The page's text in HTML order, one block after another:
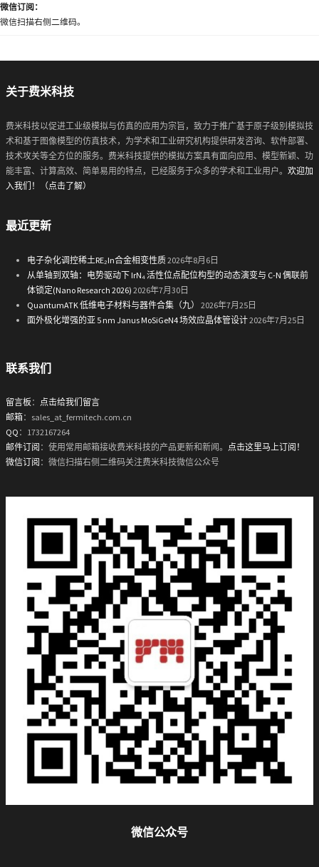
微信订阅：
微信扫描右侧二维码。
关于费米科技
费米科技以促进工业级模拟与仿真的应用为宗旨，致力于推广基于原子级别模拟技
术和基于图像模型的仿真技术，为学术和工业研究机构提供研发咨询、软件部署、
技术攻关等全方位的服务。费米科技提供的模拟方案具有面向应用、模型新颖、功
能丰富、计算高效、简单易用的特点，已经服务于众多的学术和工业用户。 欢迎加
入我们！（点击了解）
最近更新
电子杂化调控稀土RE₂In合金相变性质2026年8月6日
从单轴到双轴：电势驱动下 IrN₄ 活性位点配位构型的动态演变与 C-N 偶联前
体锁定(Nano Research 2026) 2026年7月30日
QuantumATK 低维电子材料与器件合集（九）
2026年7月25日
面外极化增强的亚 5 nm Janus MoSiGeN4 场效应晶体管设计2026年7月25日
联系我们
留言板 ： 点击给我们留言
邮箱：sales_at_fermitech.com.cn
QQ ：1732167264
邮件订阅 ：使用常用邮箱接收费米科技的产品更新和新闻。 点击这里马上订阅！
微信订阅 ：微信扫描右侧二维码关注费米科技微信公众号
微信公众号